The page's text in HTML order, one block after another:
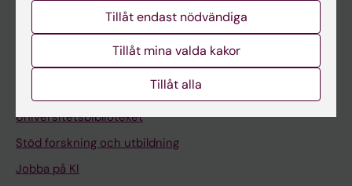
Medarbetarportalen
Universitetsbiblioteket
Stöd forskning och utbildning
Jobba på KI
Tillåt endast nödvändiga
Tillåt mina valda kakor
Tillåt alla